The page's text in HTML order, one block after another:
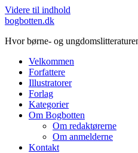
Videre til indhold
bogbotten.dk
Hvor børne- og
Velkommen
Forfattere
Illustratorer
Forlag
Kategorier
Om Bogbotten
Om redaktørerne
Om anmelderne
Kontakt